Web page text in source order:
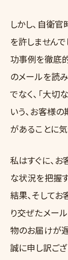
しかし、自衛
を許しません
功事例を徹底
のメールを読
でなく、「大
いう、お客様
があることに
私はすぐに、
な状況を把握
結果、そして
り交ぜたメー
物のお届けが
誠に申し訳ござ